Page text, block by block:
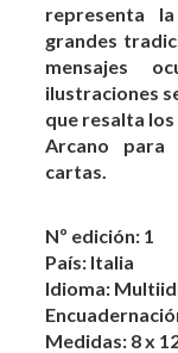
representa
grandes
mensajes
ilustraciones
que resalta
Arcano
cartas.
Nº edición: 1
País: Italia
Idioma:
Medidas: 8 x